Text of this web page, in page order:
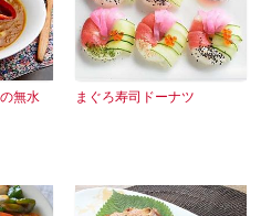
無水
まぐろ寿司ドーナツ